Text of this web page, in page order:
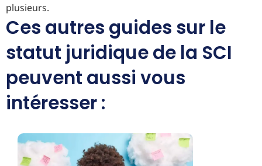
plusieurs.
Ces autres guides sur le
statut juridique de la SCI
peuvent aussi vous
intéresser :